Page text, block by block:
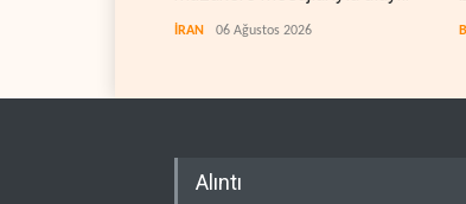
etti
İRAN 06 Ağustos 2026
Alıntı